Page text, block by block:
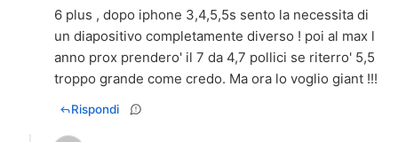
6 plus , dopo iphone 3,4,5,5s sento la necessita di
un diapositivo completamente diverso ! poi al max l
anno prox prendero' il 7 da 4,7 pollici se riterro' 5,5
troppo grande come credo. Ma ora lo voglio giant !!!
Rispondi